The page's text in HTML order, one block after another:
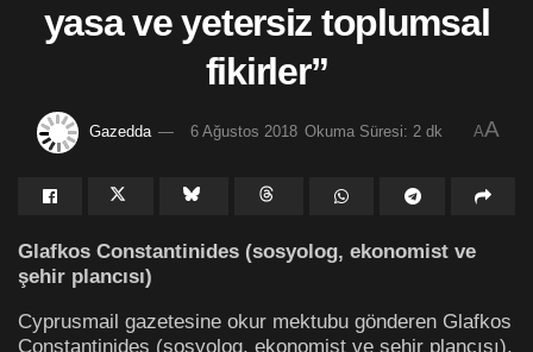
yasa ve yetersiz toplumsal
fikirler”
Gazedda 6 Ağustos 2018 Okuma Süresi: 2 dk AA
Glafkos Constantinides (sosyolog, ekonomist ve
şehir plancısı)
Cyprusmail gazetesine okur mektubu gönderen Glafkos
Constantinides (sosyolog, ekonomist ve şehir plancısı),